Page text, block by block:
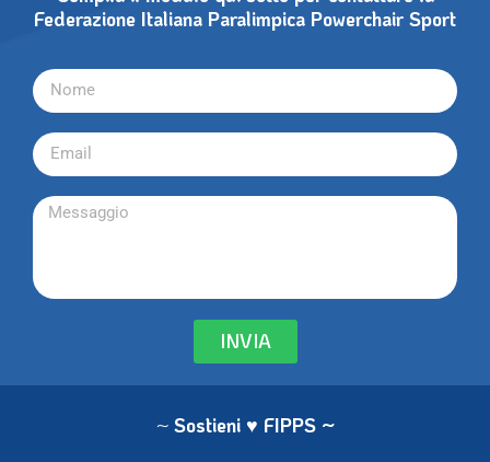
Federazione Italiana Paralimpica Powerchair Sport
INVIA
~ Sostieni ♥ FIPPS ~